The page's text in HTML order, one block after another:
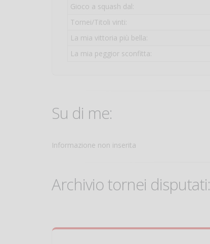
Gioco a squash dal:
Tornei/Titoli vinti:
La mia vittoria più bella:
La mia peggior sconfitta:
Su di me:
Informazione non inserita
Archivio tornei disputati: